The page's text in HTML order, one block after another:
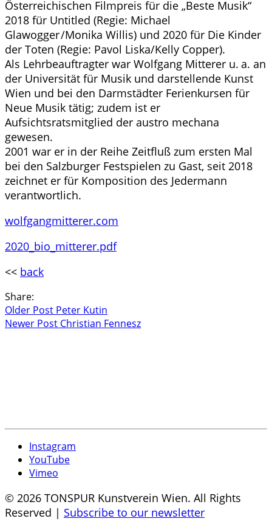
Österreichischen Filmpreis für die „Beste Musik“
2018 für Untitled (Regie: Michael
Glawogger /Monika Willis) und 2020 für Die Kinder
der Toten (Regie: Pavol Liska/Kelly Copper).
Als Lehrbeauftragter war Wolfgang Mitterer u. a. an
der Universität für Musik und darstellende Kunst
Wien und bei den Darmstädter Ferienkursen für
Neue Musik tätig; zudem ist er
Aufsichtsratsmitglied der austro mechana
gewesen.
2001 war er in der Reihe Zeitfluß zum ersten Mal
bei den Salzburger Festspielen zu Gast, seit 2018
zeichnet er für Komposition des Jedermann
verantwortlich.
wolfgangmitterer.com
2020_bio_mitterer.pdf
<< back
Share:
Older Post Peter Kutin
Newer Post Christian Fennesz
Instagram
YouTube
Vimeo
© 2026 TONSPUR Kunstverein Wien. All Rights
Reserved | Subscribe to our newsletter